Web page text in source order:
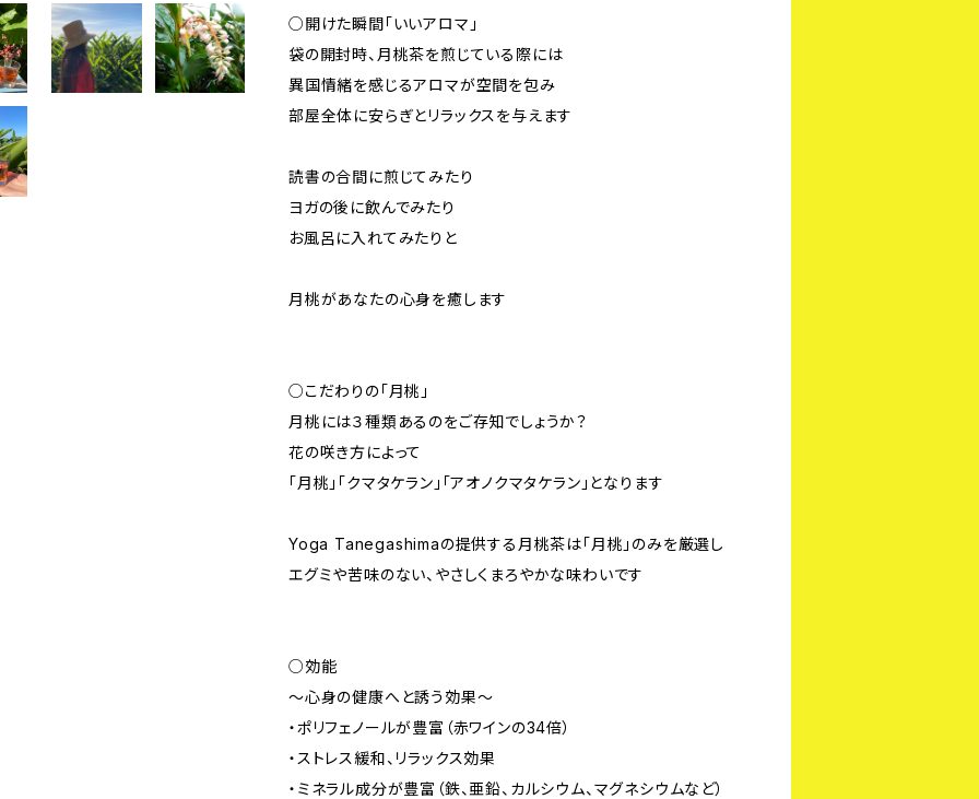
○開けた瞬間「いいアロマ」
袋の開封時、月桃茶を煎じている際には
異国情緒を感じるアロマが空間を包み
部屋全体に安らぎとリラックスを与えます
読書の合間に煎じてみたり
ヨガの後に飲んでみたり
お風呂に入れてみたりと
月桃があなたの心身を癒します
○こだわりの「月桃」
月桃には３種類あるのをご存知でしょうか？
花の咲き方によって
「月桃」「クマタケラン」「アオノクマタケラン」となります
Yoga Tanegashimaの提供する月桃茶は「月桃」のみを厳選し
エグミや苦味のない、やさしくまろやかな味わいです
○効能
〜心身の健康へと誘う効果〜
・ポリフェノールが豊富（赤ワインの34倍）
・ストレス緩和、リラックス効果
・ミネラル成分が豊富（鉄、亜鉛、カルシウム、マグネシウムなど）